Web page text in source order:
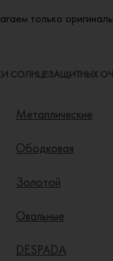
только
СОЛНЦЕЗАЩИТНЫХ
Металлические
Ободковая
Золотой
Овальные
DESPADA